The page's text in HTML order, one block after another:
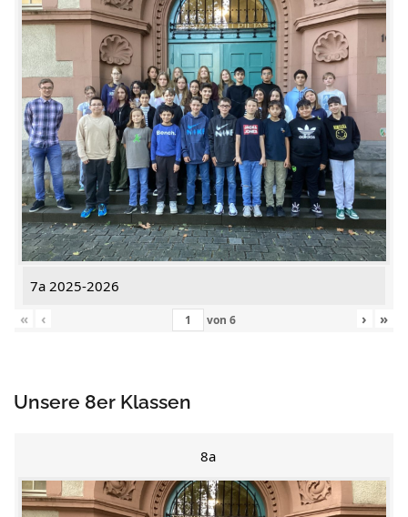
7a 2025-2026
«
‹ von 6 › »
Unsere 8er Klassen
8a